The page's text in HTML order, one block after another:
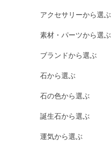
アクセサリーから選ぶ
素材・パーツから選ぶ
ブランドから選ぶ
石から選ぶ
石の色から選ぶ
誕生石から選ぶ
運気から選ぶ